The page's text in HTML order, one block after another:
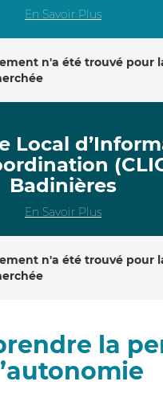
En Savoir Plus
n'a été trouvé pour
Local
Badinières
En Savoir Plus
n'a été trouvé pour
la